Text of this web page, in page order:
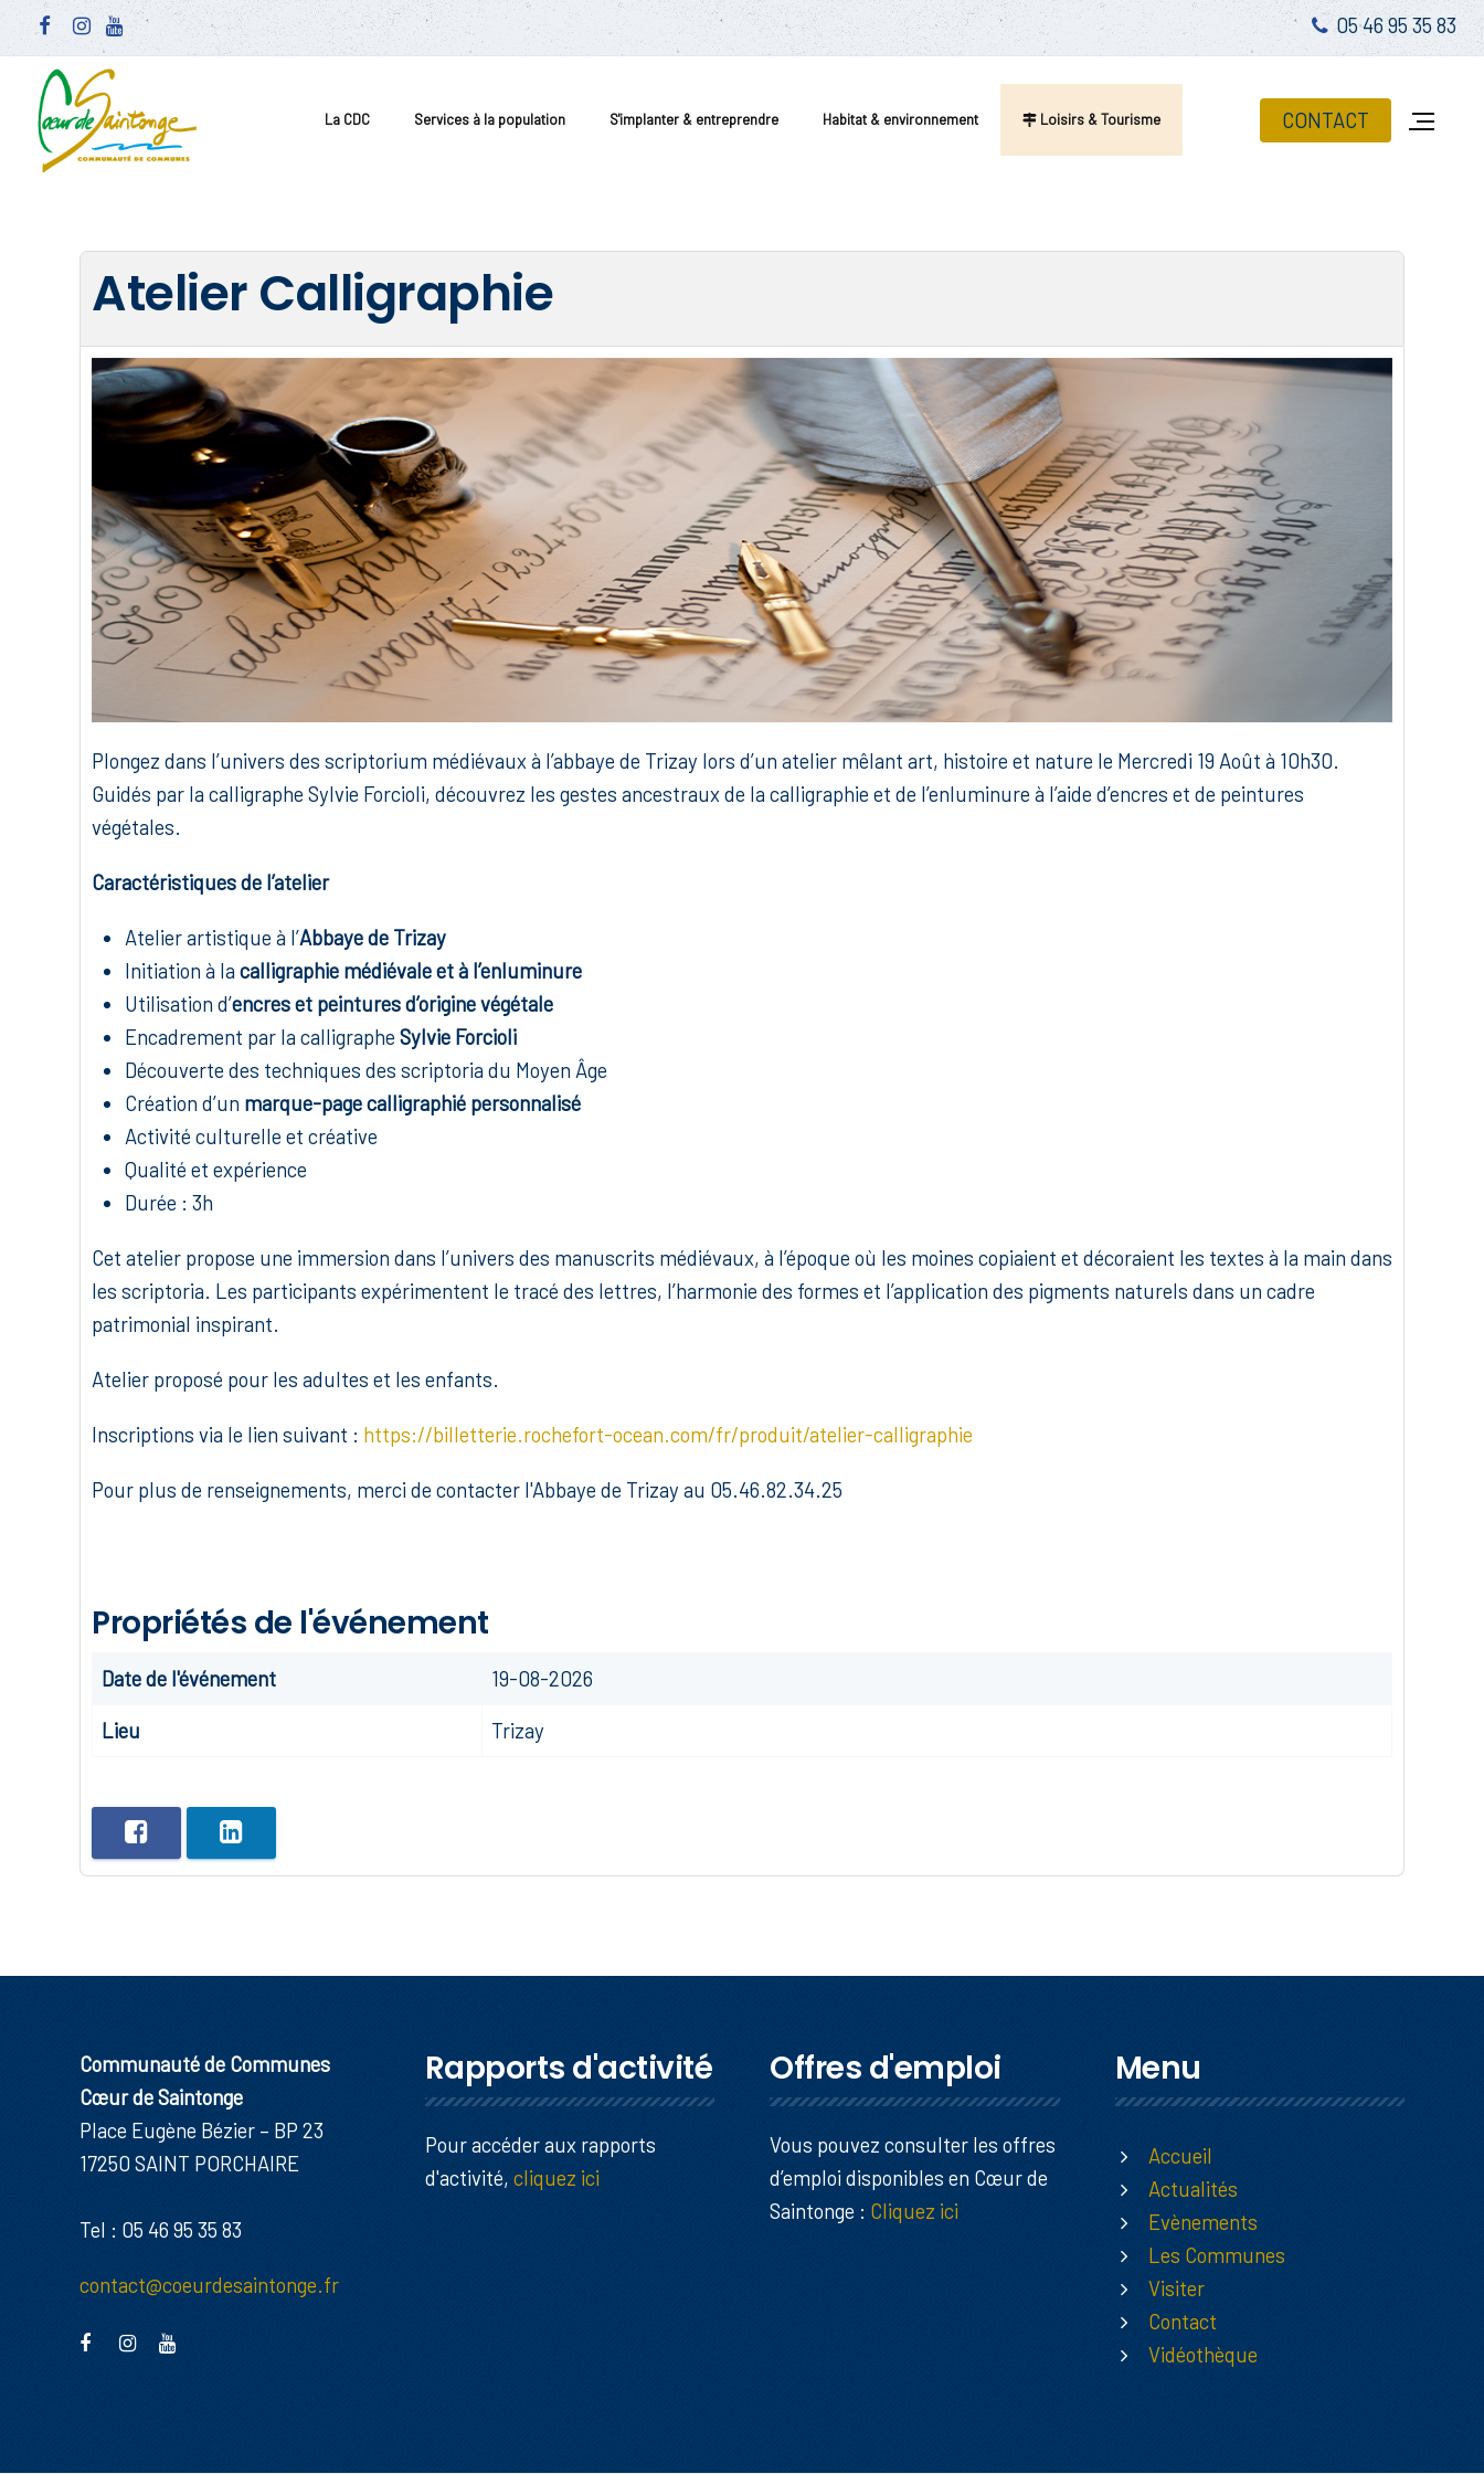
05 46 95 35 83
La CDC Services à la population S'implanter & entreprendre Habitat & environnement Loisirs & Tourisme CONTACT
Atelier Calligraphie
Plongez dans l’univers des scriptorium médiévaux à l’abbaye de Trizay lors d’un atelier mêlant art, histoire et nature le Mercredi 19 Août à 10h30.
Guidés par la calligraphe Sylvie Forcioli, découvrez les gestes ancestraux de la calligraphie et de l’enluminure à l’aide d’encres et de peintures
végétales.
Caractéristiques de l’atelier
Atelier artistique à l’Abbaye de Trizay
Initiation à la calligraphie médiévale et à l’enluminure
Utilisation d’encres et peintures d’origine végétale
Encadrement par la calligraphe Sylvie Forcioli
Découverte des techniques des scriptoria du Moyen Âge
Création d’un marque-page calligraphié personnalisé
Activité culturelle et créative
Qualité et expérience
Durée : 3h
Cet atelier propose une immersion dans l’univers des manuscrits médiévaux, à l’époque où les moines copiaient et décoraient les textes à la main dans
les scriptoria. Les participants expérimentent le tracé des lettres, l’harmonie des formes et l’application des pigments naturels dans un cadre
patrimonial inspirant.
Atelier proposé pour les adultes et les enfants.
Inscriptions via le lien suivant : https://billetterie.rochefort-ocean.com/fr/produit/atelier-calligraphie
Pour plus de renseignements, merci de contacter l'Abbaye de Trizay au 05.46.82.34.25
Propriétés de l'événement
Date de l'événement 19-08-2026
Lieu Trizay
Communauté de Communes
Cœur de Saintonge
Place Eugène Bézier – BP 23
17250 SAINT PORCHAIRE
Tel : 05 46 95 35 83
contact@coeurdesaintonge.fr
Rapports d'activité
Pour accéder aux rapports
d'activité, cliquez ici
Offres d'emploi
Vous pouvez consulter les offres
d’emploi disponibles en Cœur de
Saintonge : Cliquez ici
Menu
Accueil
Actualités
Evènements
Les Communes
Visiter
Contact
Vidéothèque